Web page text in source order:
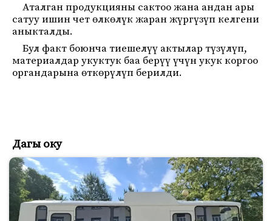
Аталган продукцияны сактоо жана андан ары
сатуу ишин чет өлкөлүк жаран жүргүзүп келгени
аныкталды.
Бул факт боюнча тиешелүү актылар түзүлүп,
материалдар укуктук баа берүү үчүн укук коргоо
органдарына өткөрүлүп берилди.
Дагы оку